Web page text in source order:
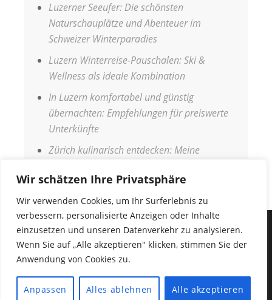
Wir schätzen Ihre Privatsphäre
Wir verwenden Cookies, um Ihr Surferlebnis zu
verbessern, personalisierte Anzeigen oder Inhalte
einzusetzen und unseren Datenverkehr zu analysieren.
Wenn Sie auf „Alle akzeptieren" klicken, stimmen Sie der
Anwendung von Cookies zu.
Anpassen Alles ablehnen Alle akzeptieren
Luzerner Seeufer: Die schönsten
Naturschauplätze und Abenteuer im
Schweizer Winterparadies
Luzern Winterreise-Pauschalen: Ski &
Wellness als ideale Kombination
In Luzern komfortabel und günstig
übernachten: Empfehlungen für preiswerte
Unterkünfte
Zürich kulinarisch entdecken: Meine
IMPRESSUM
DATENSCHUTZERKLÄRUNG
COPYRIGHT © 2026URLAUBSANGEBOTE • Fabulous
Fluid vonCatch Themes